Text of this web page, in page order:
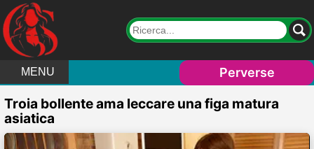
MENU Perverse
Troia bollente ama leccare una figa matura
asiatica